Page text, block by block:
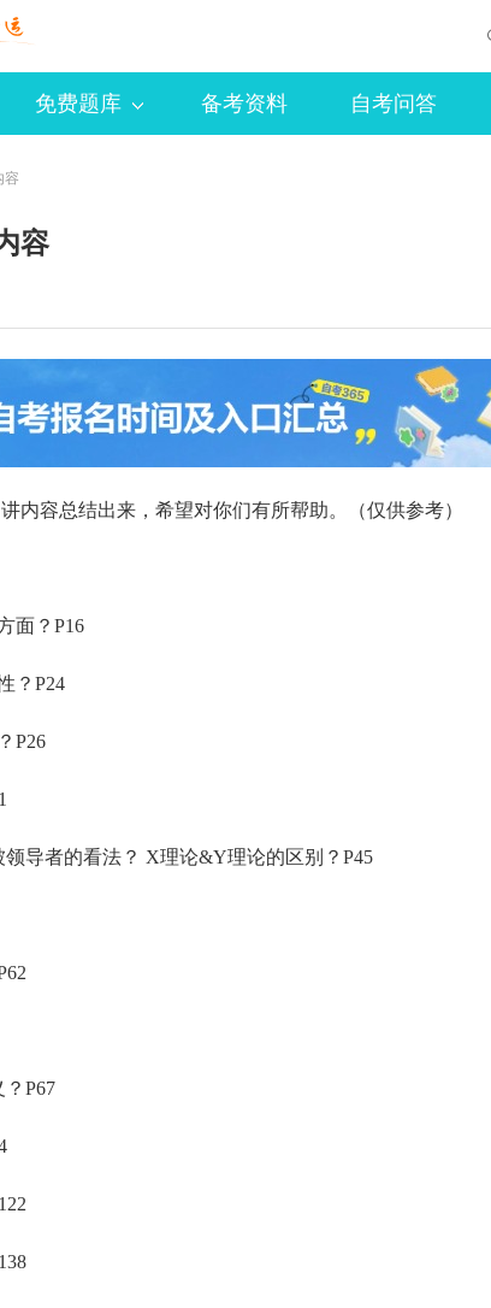
免费题库 备考资料 自考问答
容
容
容总结出来，希望对你们有所帮助。（仅供参考）
面？P16
？P24
P26
者的看法？ X理论&Y理论的区别？P45
P67